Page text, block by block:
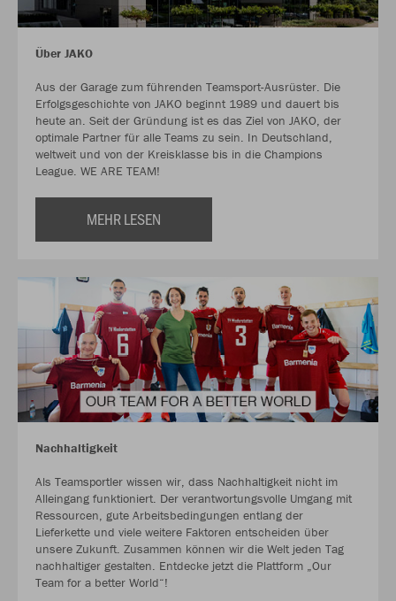
Über JAKO
Aus der Garage zum führenden Teamsport-Ausrüster. Die
Erfolgsgeschichte von JAKO beginnt 1989 und dauert bis
heute an. Seit der Gründung ist es das Ziel von JAKO, der
optimale Partner für alle Teams zu sein. In Deutschland,
weltweit und von der Kreisklasse bis in die Champions
League. WE ARE TEAM!
MEHR LESEN
Nachhaltigkeit
Als Teamsportler wissen wir, dass Nachhaltigkeit nicht im
Alleingang funktioniert. Der verantwortungsvolle Umgang mit
Ressourcen, gute Arbeitsbedingungen entlang der
Lieferkette und viele weitere Faktoren entscheiden über
unsere Zukunft. Zusammen können wir die Welt jeden Tag
nachhaltiger gestalten. Entdecke jetzt die Plattform „Our
Team for a better World“!